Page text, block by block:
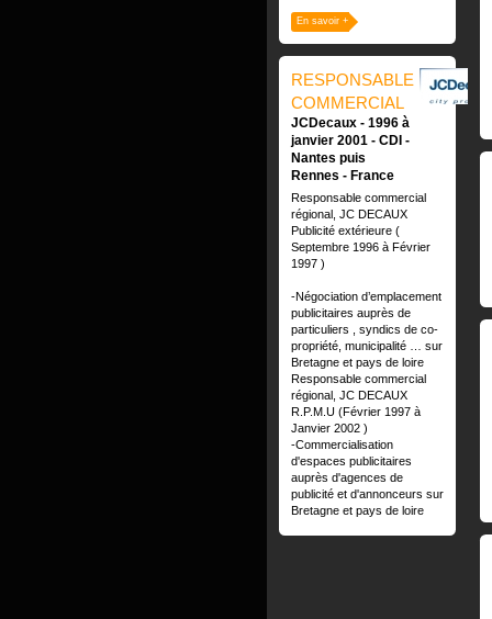
En savoir +
RESPONSABLE
COMMERCIAL
JCDecaux
1996 à
janvier 2001
CDI
Nantes puis
Rennes
France
Responsable commercial
régional, JC DECAUX
Publicité extérieure (
Septembre 1996 à Février
1997 )
-Négociation d’emplacement
publicitaires auprès de
particuliers , syndics de co-
propriété, municipalité … sur
Bretagne et pays de loire
Responsable commercial
régional, JC DECAUX
R.P.M.U (Février 1997 à
Janvier 2002 )
-Commercialisation
d'espaces publicitaires
auprès d'agences de
publicité et d'annonceurs sur
Bretagne et pays de loire